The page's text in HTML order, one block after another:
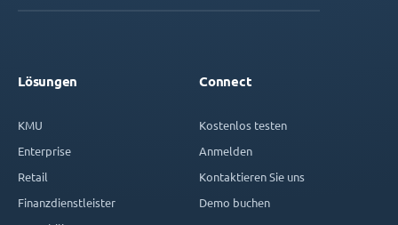
Lösungen
KMU
Enterprise
Retail
Finanzdienstleister
Connect
Kostenlos testen
Anmelden
Kontaktieren Sie uns
Demo buchen